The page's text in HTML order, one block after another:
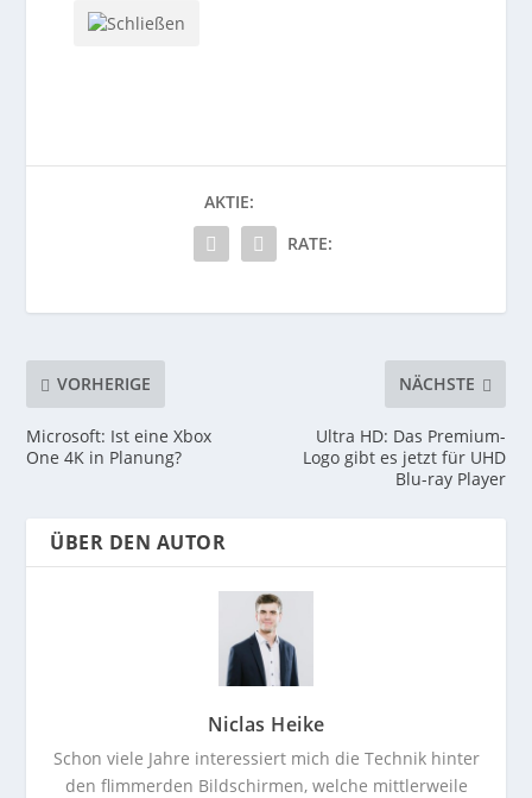
AKTIE:
RATE:
VORHERIGE
Microsoft: Ist eine Xbox
One 4K in Planung?
NÄCHSTE
Ultra HD: Das Premium-
Logo gibt es jetzt für UHD
Blu-ray Player
ÜBER DEN AUTOR
Niclas Heike
Schon viele Jahre interessiert mich die Technik hinter
den flimmerden Bildschirmen, welche mittlerweile